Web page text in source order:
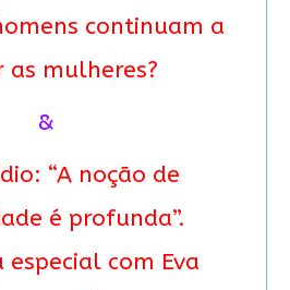
continuam a
as mulheres?
&
“A noção de
é profunda”.
especial com Eva